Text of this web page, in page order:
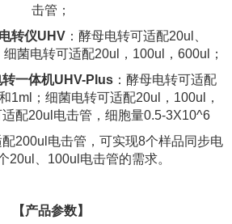
击管；
转仪UHV ：酵母电转可适配20ul、
菌电转可适配20ul，100ul，600ul；
一体机UHV-Plus：酵母电转可适配
1ml；细菌电转可适配20ul，100ul，
配20ul电击管，细胞量0.5-3X10^6
配200ul电击管，可实现8个样品同步电
20ul、100ul电击管的需求。
【产品参数】